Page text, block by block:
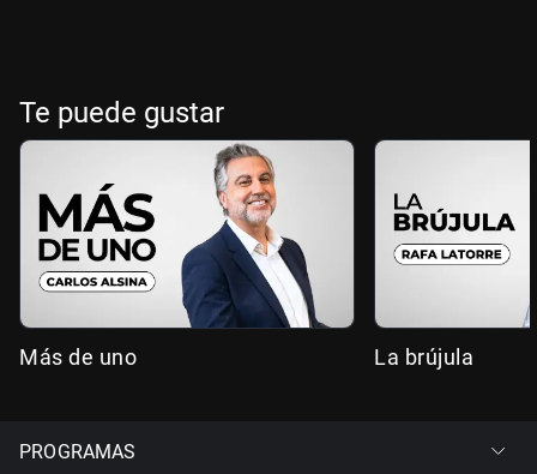
Te puede gustar
Más de uno La brújula
PROGRAMAS